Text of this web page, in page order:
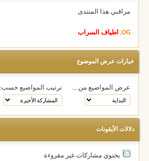
مراقبي هذا المنتدى
OG
, اطياف السراب
خيارات عرض الموضوع
عرض المواضيع من ... ترتيب المواضيع حسب:
دلالات الأيقونات
يحتوي مشاركات غير مقروءة